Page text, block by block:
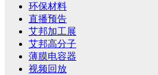
环保材料
直播预告
艾邦加工展
艾邦高分子
薄膜电容器
视频回放